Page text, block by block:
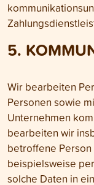
5.
Wir bearbeiten
Personen sowie
Unternehmen
bearbeiten wir
betroffene
beispielsweise
solche Daten in